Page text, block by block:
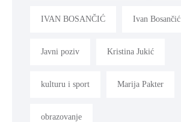
IVAN BOSANČIĆ Ivan Bosančić
Javni poziv Kristina Jukić
kulturu i sport Marija Pakter
obrazovanje